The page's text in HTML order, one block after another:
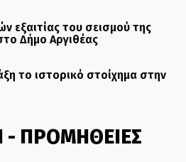
εξαιτίας του σεισμού της
Δήμο Αργιθέας
το ιστορικό στοίχημα στην
- ΠΡΟΜΗΘΕΙΕΣ